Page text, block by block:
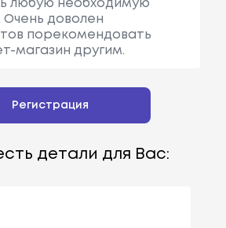
любую необходимую
доволен
порекомендовать
магазин другим.
Регистрация
детали для Вас: